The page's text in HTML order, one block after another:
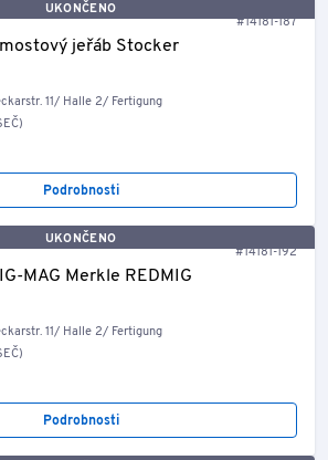
UKONČENO
#14181-187
jeřáb Stocker
11/ Halle 2/ Fertigung
Podrobnosti
UKONČENO
#14181-192
MAG Merkle REDMIG
11/ Halle 2/ Fertigung
Podrobnosti